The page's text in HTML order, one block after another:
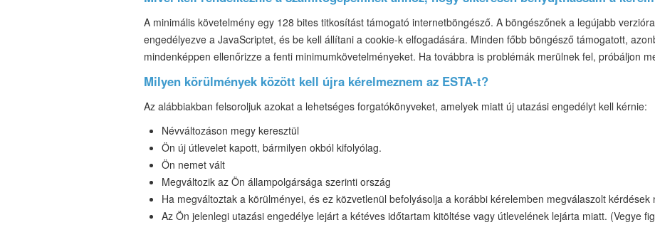
A minimális követelmény egy 128 bites titkosítást támogató internetböngésző. A böngészőnek a legújabb
engedélyezve a JavaScriptet, és be kell állítani a cookie-k elfogadására. Minden főbb böngésző támogatott,
mindenképpen ellenőrizze a fenti minimumkövetelményeket. Ha továbbra is problémák merülnek fel, próbáljon
Milyen körülmények között kell újra kérelmeznem az ESTA-t?
Az alábbiakban felsoroljuk azokat a lehetséges forgatókönyveket, amelyek miatt új utazási engedélyt kell kérnie:
Névváltozáson megy keresztül
Ön új útlevelet kapott, bármilyen okból kifolyólag.
Ön nemet vált
Megváltozik az Ön állampolgársága szerinti ország
Ha megváltoztak a körülményei, és ez közvetlenül befolyásolja a korábbi kérelemben megválaszolt
Az Ön jelenlegi utazási engedélye lejárt a kétéves időtartam kitöltése vagy útlevelének lejárta miatt. (Vegye